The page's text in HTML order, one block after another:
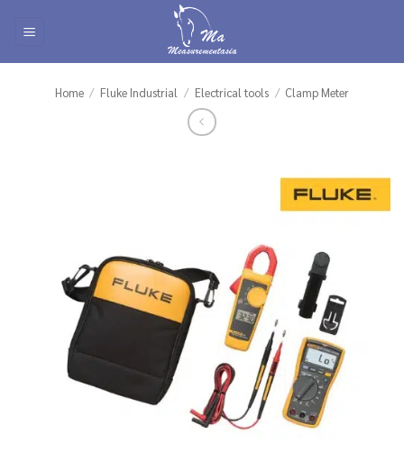
Home / Fluke Industrial / Electrical tools / Clamp Meter